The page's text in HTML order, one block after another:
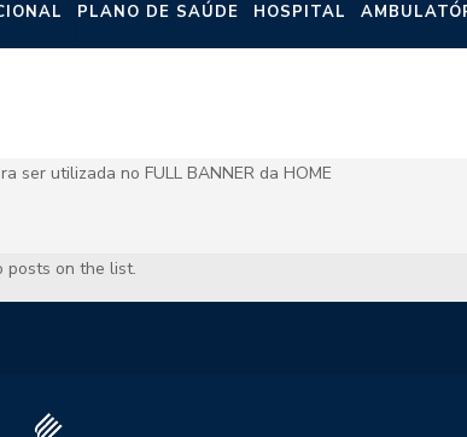
PLANO DE SAÚDE HOSPITAL
ser utilizada no FULL BANNER da HOME
posts on the list.